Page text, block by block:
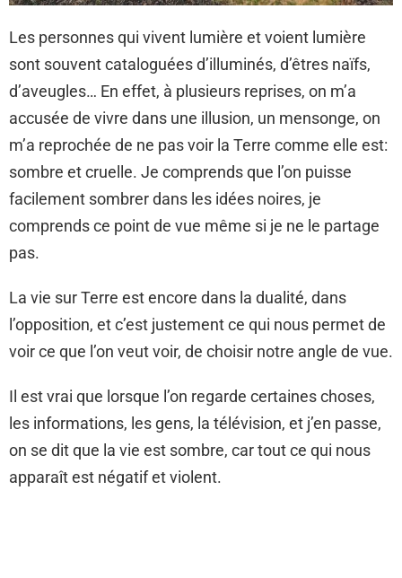
Les personnes qui vivent lumière et voient lumière
sont souvent cataloguées d’illuminés, d’êtres naïfs,
d’aveugles… En effet, à plusieurs reprises, on m’a
accusée de vivre dans une illusion, un mensonge, on
m’a reprochée de ne pas voir la Terre comme elle est:
sombre et cruelle. Je comprends que l’on puisse
facilement sombrer dans les idées noires, je
comprends ce point de vue même si je ne le partage
pas.
La vie sur Terre est encore dans la dualité, dans
l’opposition, et c’est justement ce qui nous permet de
voir ce que l’on veut voir, de choisir notre angle de vue.
Il est vrai que lorsque l’on regarde certaines choses,
les informations, les gens, la télévision, et j’en passe,
on se dit que la vie est sombre, car tout ce qui nous
apparaît est négatif et violent.